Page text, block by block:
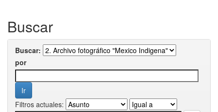
Buscar
Buscar:
por
Filtros actuales: